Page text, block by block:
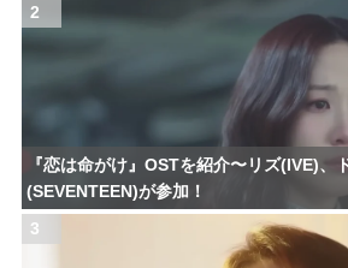
2
『恋は命がけ』OSTを紹介〜リズ(IVE)、
(SEVENTEEN)が参加！
3